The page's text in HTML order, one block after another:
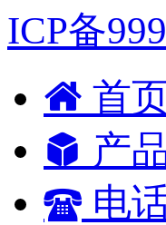
ICP备
首
产
电